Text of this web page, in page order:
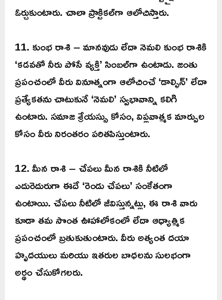
ఓర్చుకుంటారు. చాలా ప్రాక్టికల్‌గా ఆలోచిస్తారు.
11. కుంభ రాశి – మానవుడు లేదా నెమలి కుంభ రాశికి
‘కడవతో నీరు పోసే వ్యక్తి’ సింబల్‌గా ఉంటాడు. జంతు
ప్రపంచంలో వీరు వినూత్నంగా ఆలోచించే ‘డాల్ఫిన్’ లేదా
ప్రత్యేకతను చాటుకునే ‘నెమలి’ స్వభావాన్ని కలిగి
ఉంటారు. సమాజ శ్రేయస్సు కోసం, విప్లవాత్మక మార్పుల
కోసం వీరు నిరంతరం పరితపిస్తుంటారు.
12. మీన రాశి – చేపలు మీన రాశికి నీటిలో
ఎదురెదురుగా ఈదే ‘రెండు చేపలు’ సంకేతంగా
ఉంటాయి. చేపలు నీటిలో జీవిస్తున్నట్లు, ఈ రాశి వారు
కూడా తమ సొంత ఊహాలోకంలో లేదా ఆధ్యాత్మిక
ప్రపంచంలో బ్రతుకుతుంటారు. వీరు అత్యంత దయా
హృదయులు మరియు ఇతరుల బాధలను సులభంగా
అర్థం చేసుకోగలరు.